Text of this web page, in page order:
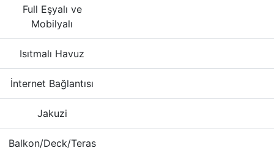
Full Eşyalı ve
Mobilyalı
Isıtmalı Havuz
İnternet Bağlantısı
Jakuzi
Balkon/Deck/Teras